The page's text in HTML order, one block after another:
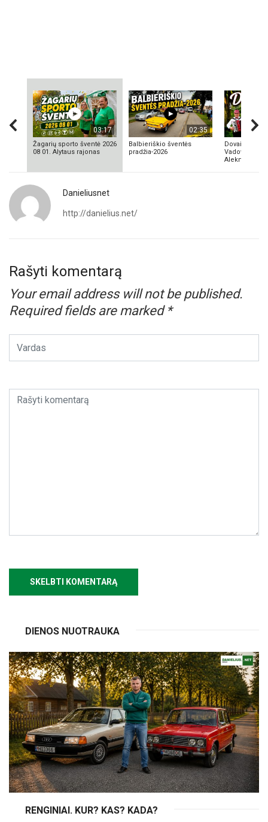
03:17
Žagarių sporto šventė 2026
08 01. Alytaus rajonas
02:35
Balbieriškio šventės
pradžia-2026
Dovainonių
Vadovas
Aleknavičius
Danieliusnet
http://danielius.net/
Rašyti komentarą
Your email address will not be published.
Required fields are marked *
DIENOS NUOTRAUKA
RENGINIAI. KUR? KAS? KADA?